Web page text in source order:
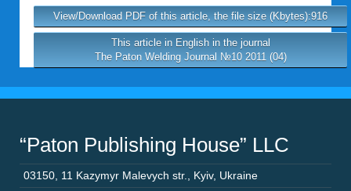
View/Download PDF of this article, the file size (Kbytes):916
This article in English in the journal
The Paton Welding Journal №10 2011 (04)
“Paton Publishing House” LLC
03150 11 Kazymyr Malevych str. Kyiv, Ukraine